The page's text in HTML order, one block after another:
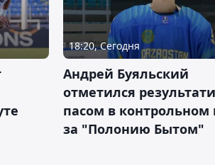
18:20, Сегодня
Андрей Буяльский
отметился
пасом в контрольном
за "Полонию Бытом"